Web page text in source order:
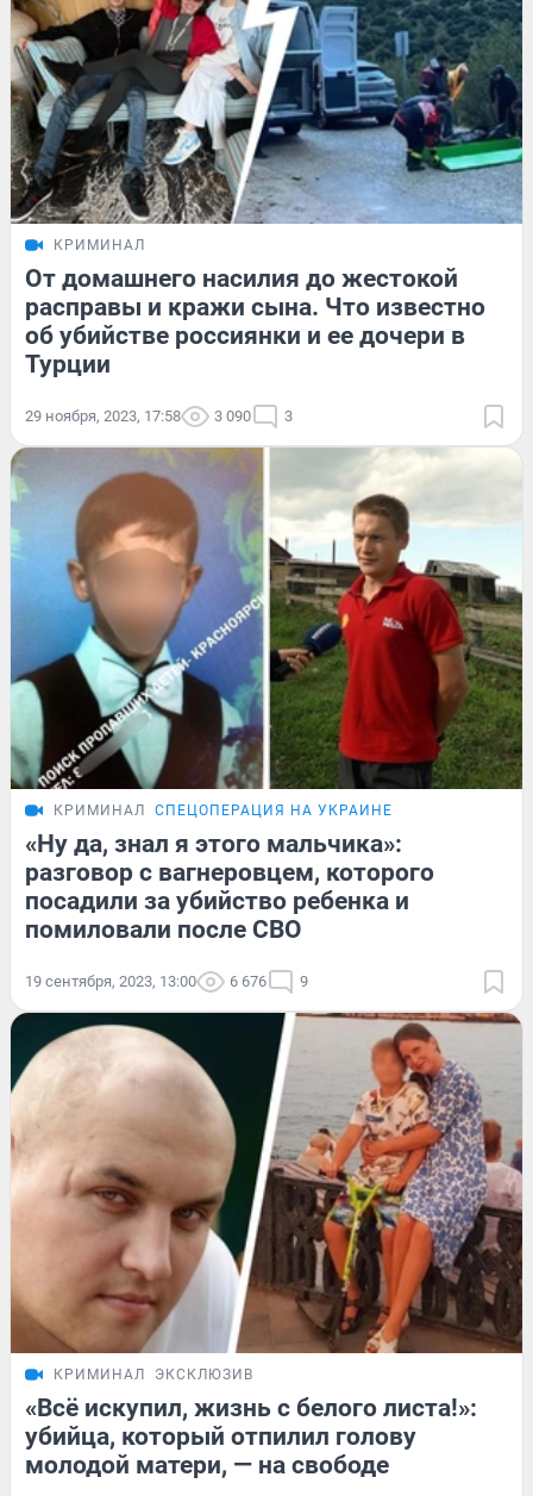
КРИМИНАЛ
От домашнего насилия до жестокой
расправы и кражи сына. Что известно
об убийстве россиянки и ее дочери в
Турции
29 ноября, 2023, 17:58 3 090 3
КРИМИНАЛ СПЕЦОПЕРАЦИЯ НА УКРАИНЕ
«Ну да, знал я этого мальчика»:
разговор с вагнеровцем, которого
посадили за убийство ребенка и
помиловали после СВО
19 сентября, 2023, 13:00 6 676 9
КРИМИНАЛ ЭКСКЛЮЗИВ
«Всё искупил, жизнь с белого листа!»:
убийца, который отпилил голову
молодой матери, — на свободе